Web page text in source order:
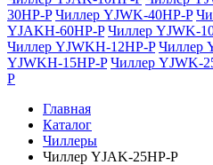
30HP-P Чиллер YJWK-40HP-P
YJAKH-60HP-P Чиллер YJWK-
Чиллер YJWKH-12HP-P Чиллер
YJWKH-15HP-P Чиллер YJWK-
P
Главная
Каталог
Чиллеры
Чиллер YJAK-25HP-P